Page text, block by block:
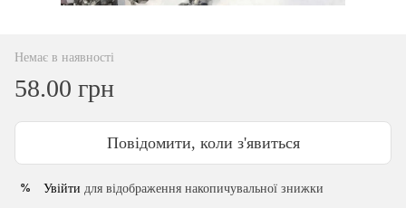
Немає в наявності
58.00 грн
Повідомити, коли з'явиться
% Увійти для відображення накопичувальної знижки